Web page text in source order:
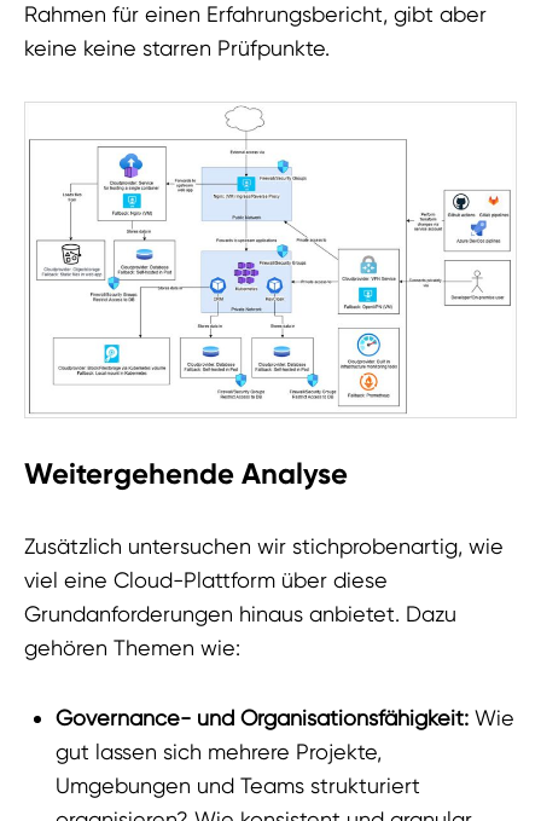
Rahmen für einen Erfahrungsbericht, gibt aber
keine keine starren Prüfpunkte.
Weitergehende Analyse
Zusätzlich untersuchen wir stichprobenartig, wie
viel eine Cloud-Plattform über diese
Grundanforderungen hinaus anbietet. Dazu
gehören Themen wie:
Governance- und Organisationsfähigkeit:Wie
gut lassen sich mehrere Projekte,
Umgebungen und Teams strukturiert